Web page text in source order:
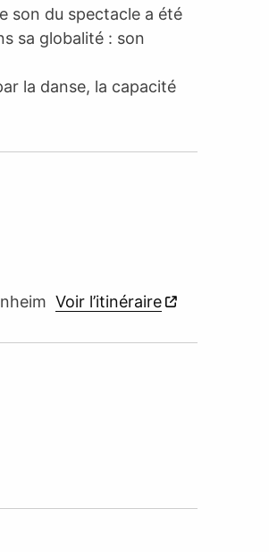
son du spectacle a été
sa globalité : son
la danse, la capacité
Voir l’itinéraire